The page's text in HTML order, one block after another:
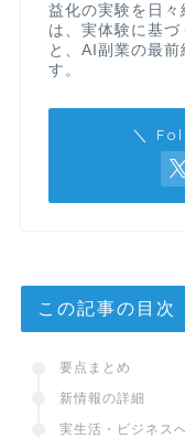
益化の実験を日
は、実体験に基
と、AI副業の最前
す。
＼
この記事の目次
要点まとめ
新情報の詳細
実生活・ビジネス